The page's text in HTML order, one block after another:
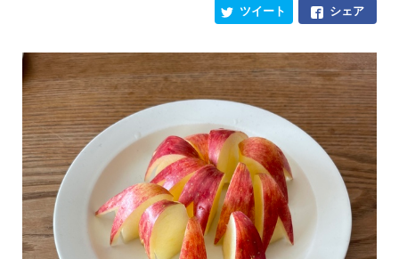
シェア
ツイート